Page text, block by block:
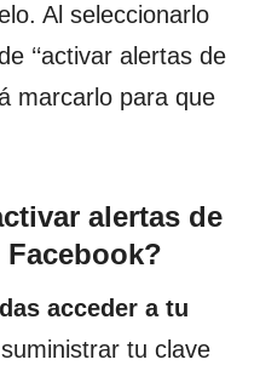
Al seleccionarlo
‘‘activar alertas de
marcarlo para que
alertas de
acceder a tu
tu clave